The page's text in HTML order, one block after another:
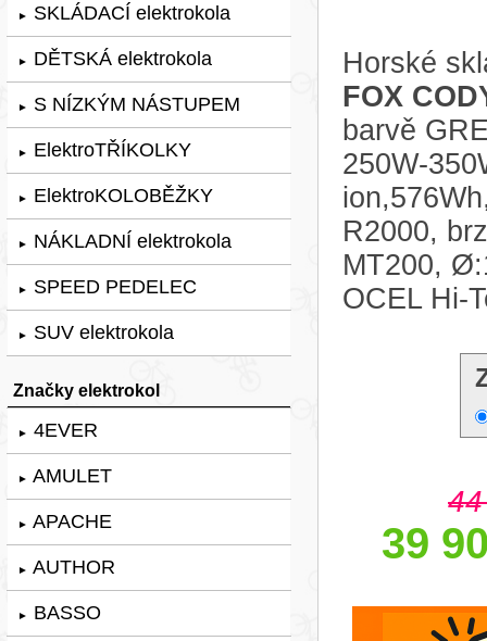
► SKLÁDACÍ elektrokola
► DĚTSKÁ elektrokola
► S NÍZKÝM NÁSTUPEM
► ElektroTŘÍKOLKY
► ElektroKOLOBĚŽKY
► NÁKLADNÍ elektrokola
► SPEED PEDELEC
► SUV elektrokola
Značky elektrokol
► 4EVER
► AMULET
► APACHE
► AUTHOR
► BASSO
Horské
FOX
barvě
250W-
R2000,
MT200,
OCEL Hi-
39